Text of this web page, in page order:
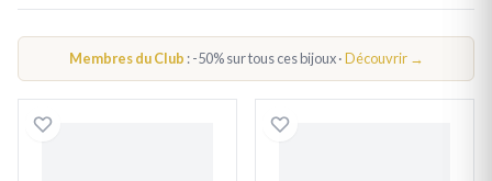
Membres du Club : -50% sur tous ces bijoux ·Découvrir →
Pendentif lettre Alvili Oe Lettre O